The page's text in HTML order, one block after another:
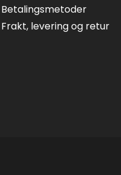
Betalingsmetoder
Frakt, levering og retur